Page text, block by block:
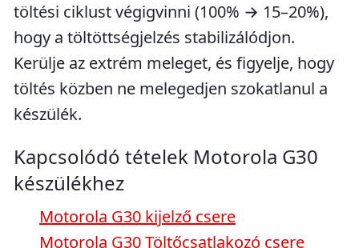
töltési ciklust végigvinni (100% → 15–20%),
hogy a töltöttségjelzés stabilizálódjon.
Kerülje az extrém meleget, és figyelje, hogy
töltés közben ne melegedjen szokatlanul a
készülék.
Kapcsolódó tételek Motorola G30
készülékhez
Motorola G30 kijelző csere
Motorola G30 Töltőcsatlakozó csere